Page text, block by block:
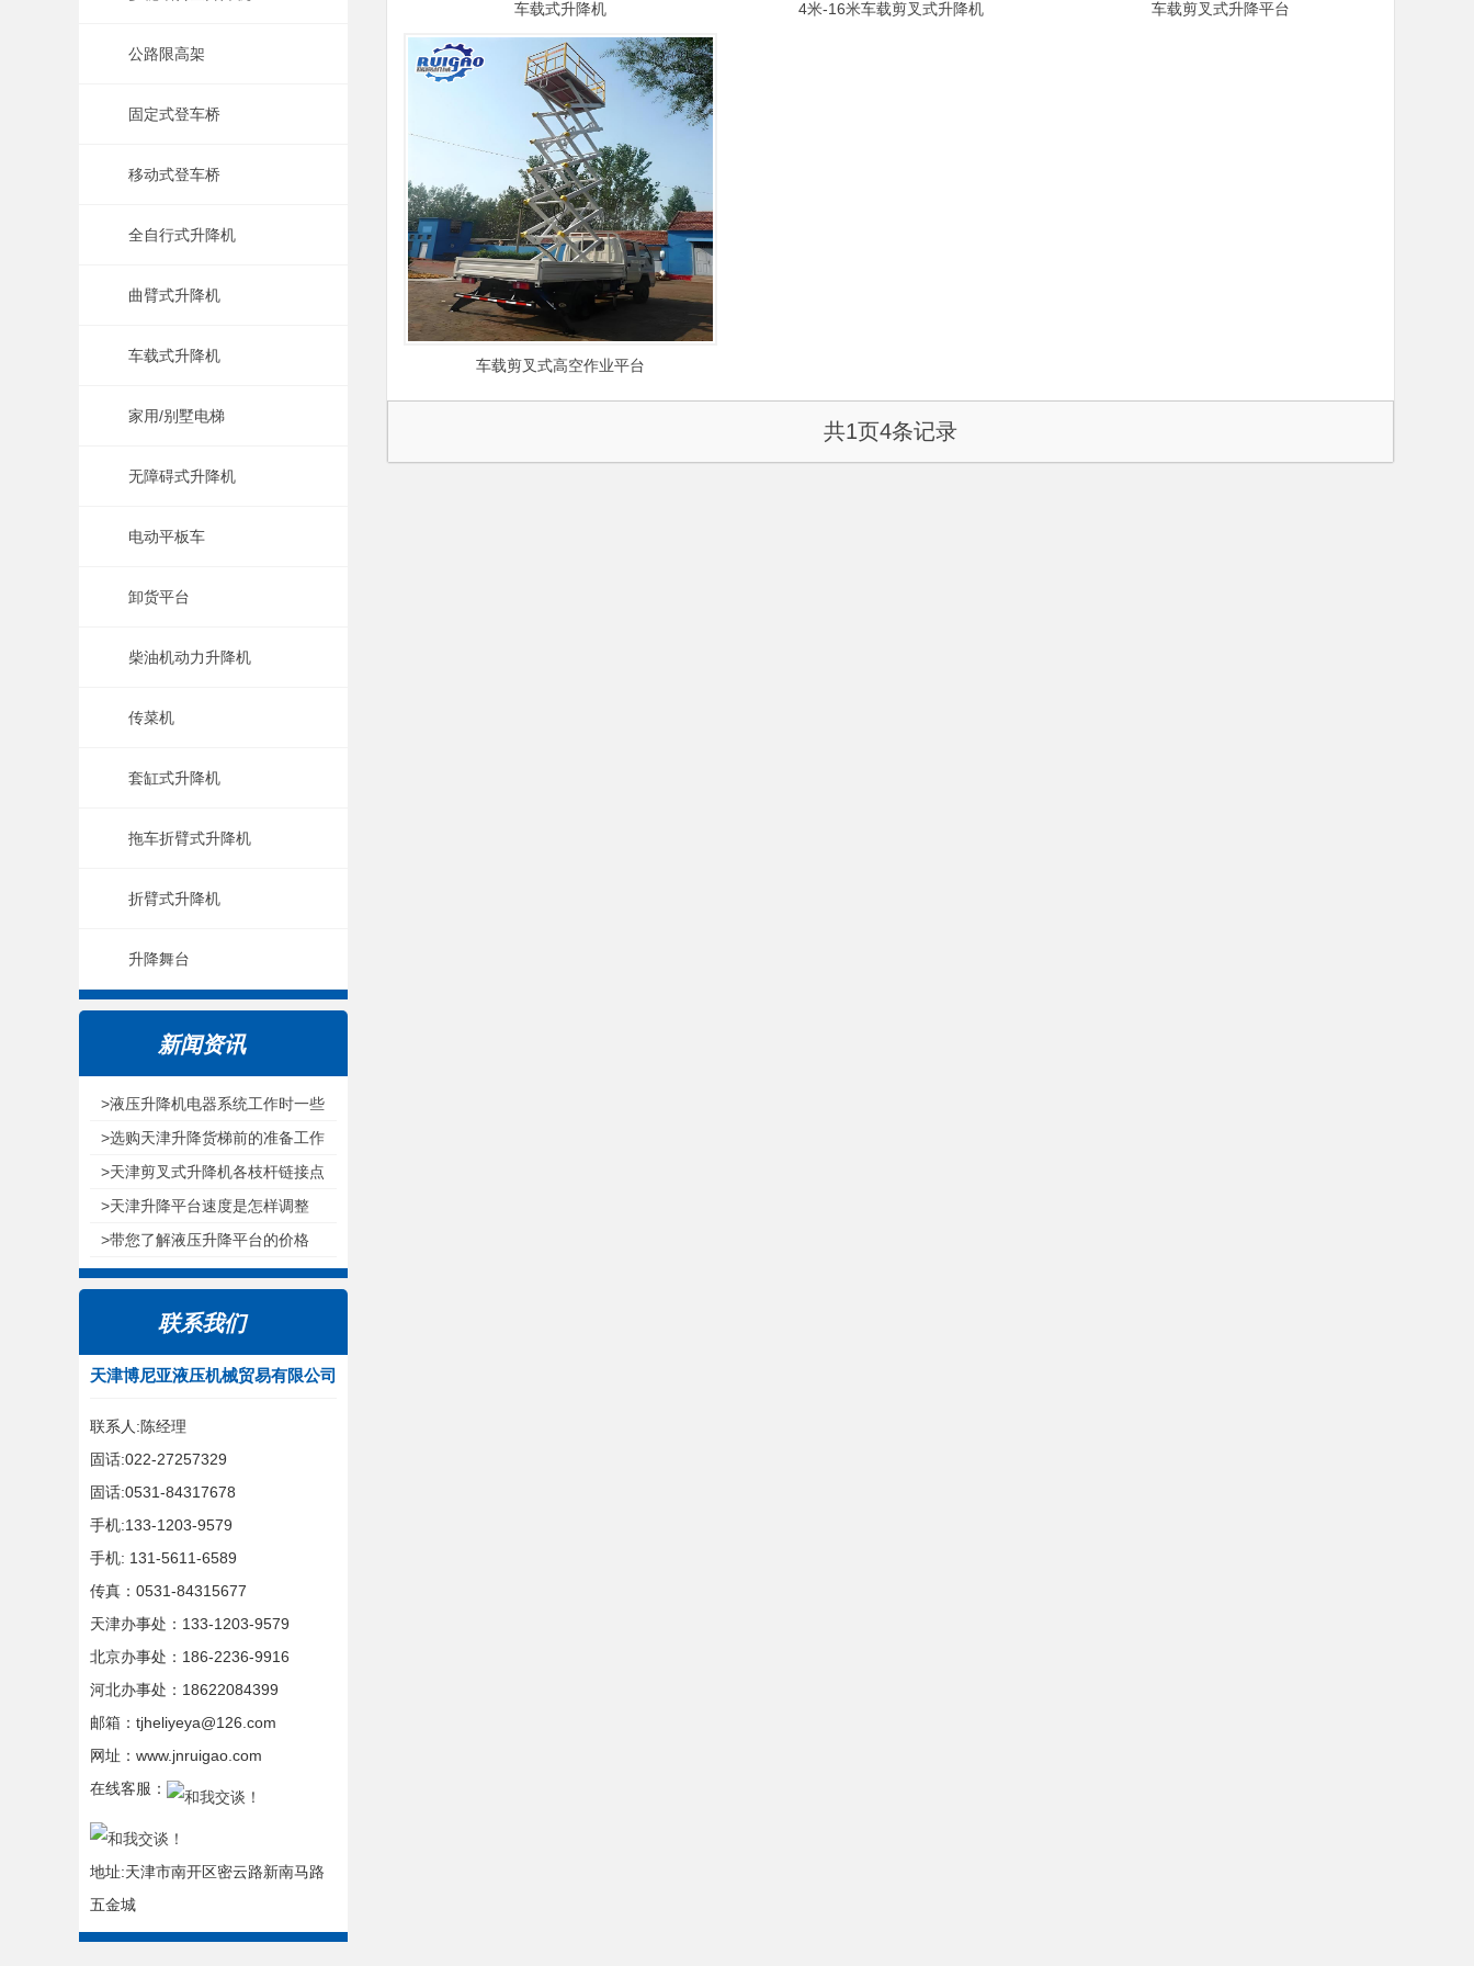
公路限高架
固定式登车桥
移动式登车桥
全自行式升降机
曲臂式升降机
车载式升降机
家用/别墅电梯
无障碍式升降机
电动平板车
卸货平台
柴油机动力升降机
传菜机
套缸式升降机
拖车折臂式升降机
折臂式升降机
升降舞台
新闻资讯
>液压升降机电器系统工作时一些
注意环节
>选购天津升降货梯前的准备工作
>天津剪叉式升降机各枝杆链接点
为什么选用无油耐磨轴承呢
>天津升降平台速度是怎样调整
的？
>带您了解液压升降平台的价格
联系我们
天津博尼亚液压机械贸易有限公司
联系人:陈经理
固话:022-27257329
固话:0531-84317678
手机:133-1203-9579
手机: 131-5611-6589
传真：0531-84315677
天津办事处：133-1203-9579
北京办事处：186-2236-9916
河北办事处：18622084399
邮箱：tjheliyeya@126.com
网址：www.jnruigao.com
在线客服：
地址:天津市南开区密云路新南马路
五金城
车载式升降机 4米-16米车载剪叉式升降机 车载剪叉式升降平台
车载剪叉式高空作业平台
共1页4条记录